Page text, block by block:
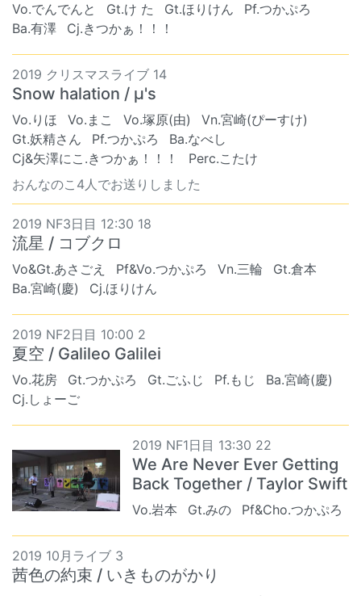
Vo.でんでんと Gt.け た Gt.ほりけん
Pf.つかぷろ
Ba.有澤
Cj.きつかぁ！！！
2019 クリスマスライブ 14
Snow halation / μ's
Vo.りほ Vo.まこ Vo.塚原(由)
Vn.宮崎(ぴーすけ)
Gt.妖精さん
Pf.つかぷろ
Ba.なべし
Cj&矢澤にこ.きつかぁ！！！
Perc.こたけ
おんなのこ4人でお送りしました
2019 NF3日目 12:30 18
流星 / コブクロ
Vo&Gt.あさごえ Pf&Vo.つかぷろ Vn.三輪
Gt.倉本
Ba.宮崎(慶)
Cj.ほりけん
2019 NF2日目 10:00 2
夏空 / Galileo Galilei
Vo.花房 Gt.つかぷろ Gt.ごふじ Pf.もじ
Ba.宮崎(慶)
Cj.しょーご
2019 NF1日目 13:30 22
We Are Never Ever Getting
Back Together / Taylor Swift
Vo.岩本 Gt.みの Pf&Cho.つかぷろ
2019 10月ライブ 3
茜色の約束 / いきものがかり